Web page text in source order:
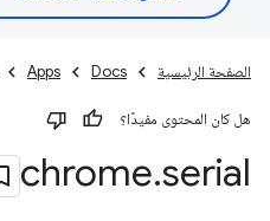
الصفحة الرئيسية Docs
Apps
هل كان المحتوى مفيدًا؟
chrome.serial